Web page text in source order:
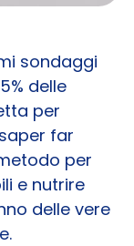
sondaggi
delle
per
far
per
e nutrire
delle vere